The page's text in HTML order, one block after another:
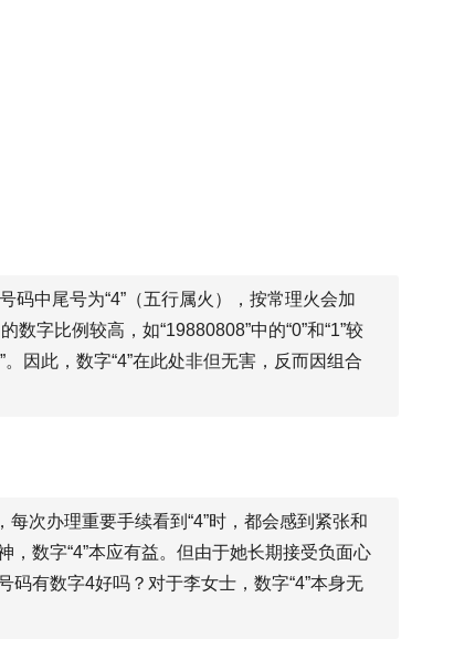
中尾号为“4”（五行属火），按常理火会加
字比例较高，如“19880808”中的“0”和“1”较
因此，数字“4”在此处非但无害，反而因组合
次办理重要手续看到“4”时，都会感到紧张和
数字“4”本应有益。但由于她长期接受负面心
有数字4好吗？对于李女士，数字“4”本身无